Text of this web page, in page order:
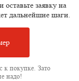
заявку на
дальнейшие шаги.
к покупке. Зато
надо!